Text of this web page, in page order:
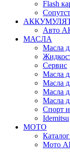
Flash
Авто
МАСЛА
Масла
Сервис
Масла
Масла
Масла
Масла
Спорт
Idemitsu
МОТО
Мото